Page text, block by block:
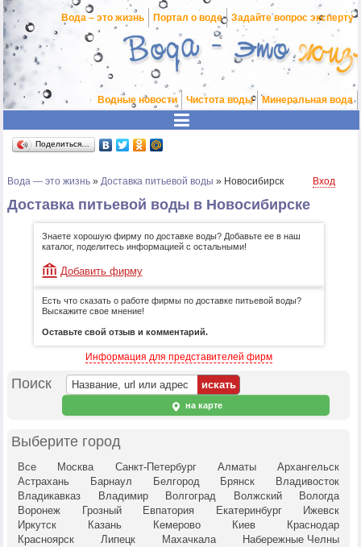
Вода – это жизнь Портал о воде Задайте вопрос эксперту
Водные новости Чистота воды Минеральная вода
Поделиться…
Вода — это жизнь » Доставка питьевой воды » Новосибирск Вход
Доставка питьевой воды в Новосибирске
Знаете хорошую фирму по доставке воды? Добавьте ее в наш
каталог, поделитесь информацией с остальными!
Добавить фирму
Есть что сказать о работе фирмы по доставке питьевой воды?
Выскажите свое мнение!
Оставьте свой отзыв и комментарий.
Информация для представителей фирм
Поиск
на карте
Выберите город
Все Москва Санкт-Петербург Алматы
Архангельск
Астрахань
Барнаул Белгород Брянск
Владивосток
Владикавказ
Владимир Волгоград Волжский
Вологда
Воронеж
Грозный Евпатория Екатеринбург
Ижевск
Иркутск
Казань Кемерово Киев
Краснодар
Красноярск
Липецк Махачкала
Набережные Челны